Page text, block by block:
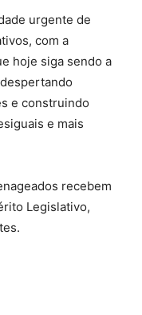
urgente de
com a
hoje siga sendo a
e construindo
e mais
recebem
Legislativo,